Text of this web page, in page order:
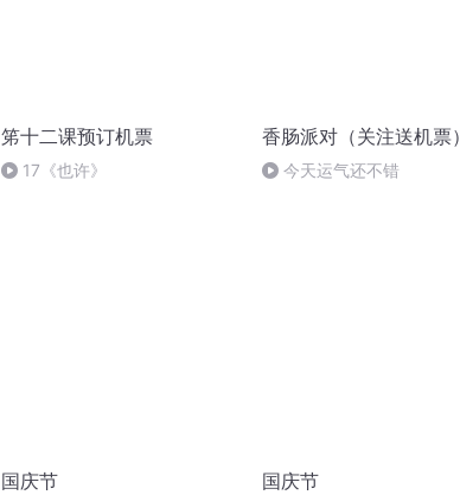
笫十二课预订机票
17《也许》
香肠派对（关注送机票）
今天运气还不错
国庆节 国庆节